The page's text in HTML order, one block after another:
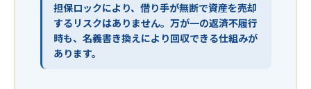
担保ロックにより、借り手が無断で資産を売却
するリスクはありません。万が一の返済不履行
時も、名義書き換えにより回収できる仕組みが
あります。